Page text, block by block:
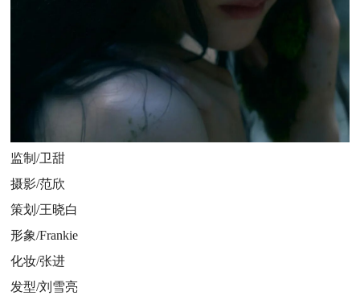
监制/卫甜
摄影/范欣
策划/王晓白
形象/Frankie
化妆/张进
发型/刘雪亮